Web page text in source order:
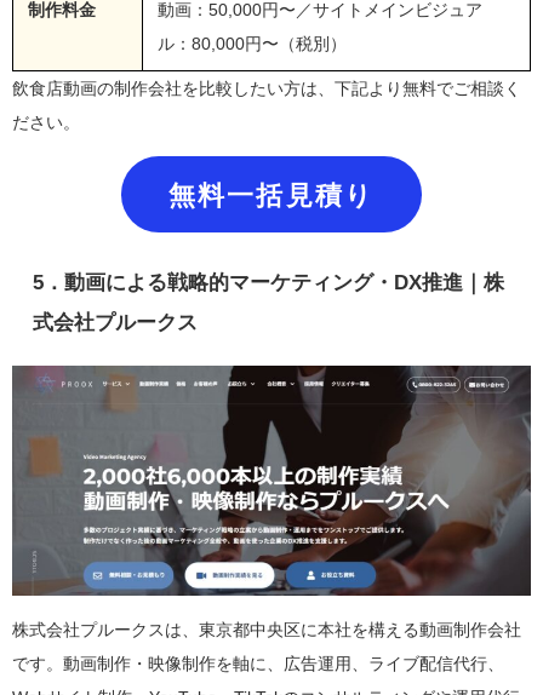
制作料金
動画：50,000円〜／サイトメインビジュア
ル：80,000円〜（税別）
飲食店動画の制作会社を比較したい方は、下記より無料でご相談く
ださい。
無料一括見積り
5．動画による戦略的マーケティング・DX推進｜株
式会社プルークス
株式会社プルークスは、東京都中央区に本社を構える動画制作会社
です。動画制作・映像制作を軸に、広告運用、ライブ配信代行、